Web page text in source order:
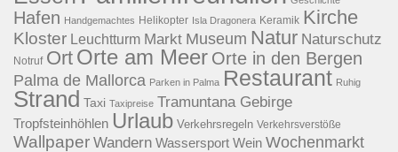
Hafen Handgemachtes Helikopter Isla Dragonera Keramik Kirche
Kloster Leuchtturm Markt Museum Natur Naturschutz
Notruf Ort Orte am Meer Orte in den Bergen
Palma de Mallorca Parken in Palma Restaurant Ruhig
Strand Taxi Taxipreise Tramuntana Gebirge
Tropfsteinhöhlen Urlaub Verkehrsregeln Verkehrsverstöße
Wallpaper Wandern Wassersport Wein Wochenmarkt